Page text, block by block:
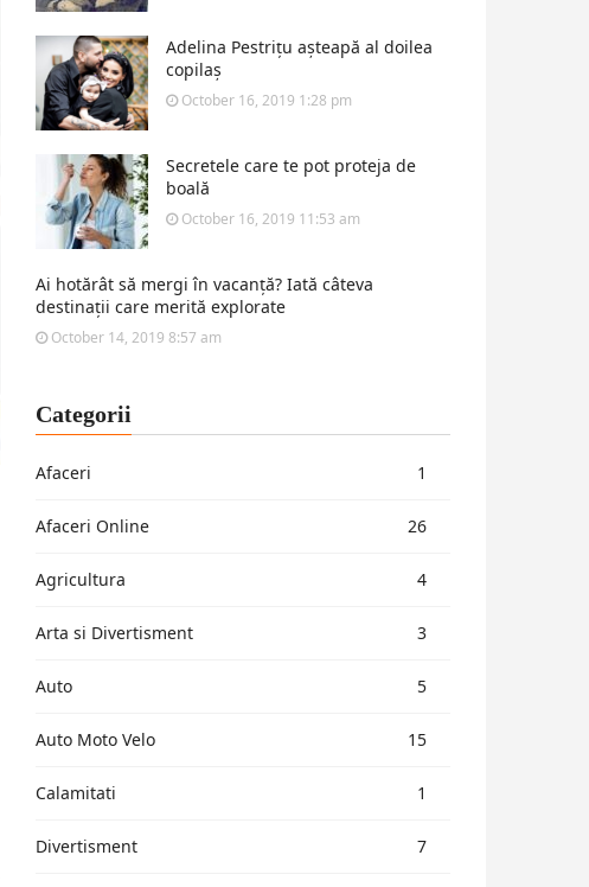
Adelina Pestrițu așteapă al doilea
copilaș
October 16, 2019 1:28 pm
Secretele care te pot proteja de
boală
October 16, 2019 11:53 am
Ai hotărât să mergi în vacanță? Iată câteva
destinații care merită explorate
October 14, 2019 8:57 am
Categorii
Afaceri 1
Afaceri Online 26
Agricultura 4
Arta si Divertisment 3
Auto 5
Auto Moto Velo 15
Calamitati 1
Divertisment 7